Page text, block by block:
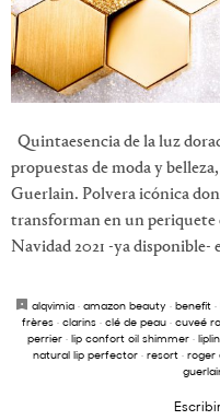
Quintaesencia de la luz
propuestas de moda y
Guerlain. Polvera icónica
transforman en un periquete
Navidad 2021 -ya disponible-
alqvimia · amazon beauty · benefit ·
frères· clarins· clé de peau· cuveé
perrier· lip confort oil shimmer·
natural lip perfector · resort · roger